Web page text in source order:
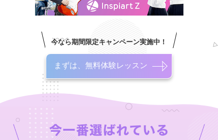
今なら期間限定キャンペーン実施中！
まずは、無料体験レッスン